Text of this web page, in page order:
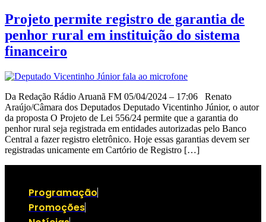
Projeto permite registro de garantia de
penhor rural em instituição do sistema
financeiro
Da Redação Rádio Aruanã FM 05/04/2024 – 17:06 Renato
Araújo/Câmara dos Deputados Deputado Vicentinho Júnior, o autor
da proposta O Projeto de Lei 556/24 permite que a garantia do
penhor rural seja registrada em entidades autorizadas pelo Banco
Central a fazer registro eletrônico. Hoje essas garantias devem ser
registradas unicamente em Cartório de Registro […]
Programação
Promoções